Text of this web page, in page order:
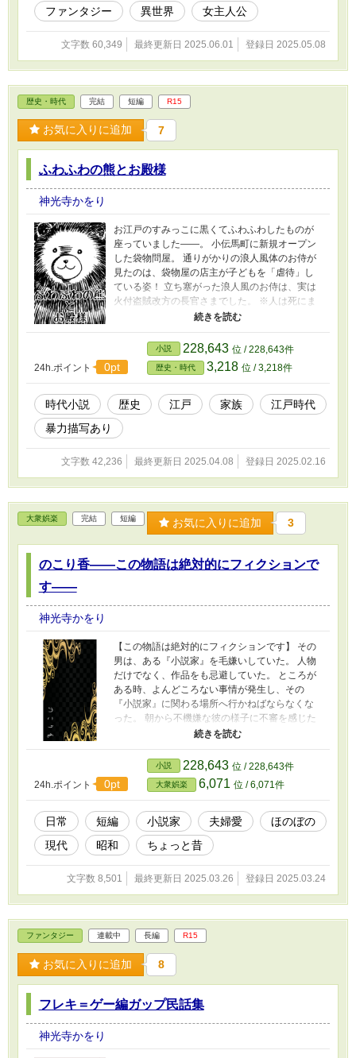
づいてはならぬと言うそのお城に、そっと入っていったのです。
※時間軸的には「いにしえの【世界】」少し後になります。
ファンタジー 異世界 女主人公
文字数 60,349 最終更新日 2025.06.01 登録日 2025.05.08
歴史・時代 完結 短編 R15
お気に入りに追加 7
ふわふわの熊とお殿様
神光寺かをり
お江戸のすみっこに黒くてふわふわしたものが
座っていました――。 小伝馬町に新規オープン
した袋物問屋。 通りがかりの浪人風体のお侍が
見たのは、袋物屋の店主が子どもを「虐待」し
ている姿！ 立ち塞がった浪人風のお侍は、実は
火付盗賊改方の長官さまでした。 ※人は死にま
せんが、人間と動物に危害が加えられる暴力的
シーンがあります。 ※実在した人物が登場しま
すが、あくまでも時代劇です。ご了承くださ
い。 ※この作品は江戸時代を舞台にしたフィク
ションであり、当時の社会や文化を描写するに
あたり、歴史的背景に基づいた表現や描写が含
まれています。 ※「長吏」「門付け」「丹波の
荒熊」「傀儡師」「女鳥追い」「門説経」「歌
祭文」「皮座」「犬拾」「物乞い」などの職業
観や慣習を反映したものがありますが、これら
ます。 ※これらの表現は、物語の時代背景を忠
実に再現するためのものであり、差別や偏見を
助長する意図は一切ございません。 ※読者の皆
様には、こうした歴史的文脈をご理解いただき
つつ、本作をお楽しみいただければ幸いです。
※万が一、不快な印象を与える表現がございま
したら、著者として深くお詫び申し上げます。
24h.ポイント 0pt
小説 228,643 位 / 228,643件
歴史・時代 3,218 位 / 3,218件
時代小説 歴史 江戸 家族
江戸時代
暴力描写あり
文字数 42,236 最終更新日 2025.04.08 登録日 2025.02.16
大衆娯楽 完結 短編 お気に入りに追加 3
のこり香――この物語は絶対的にフィクションで
す――
神光寺かをり
【この物語は絶対的にフィクションです】 その
男は、ある『小説家』を毛嫌いしていた。 人物
だけでなく、作品をも忌避していた。 ところが
ある時、よんどころない事情が発生し、その
『小説家』に関わる場所へ行かねばならなくな
った。 朝から不機嫌な彼の様子に不審を感じた
細君は……。 ※この物語はフィクションです。
実在の人物・団体・事件・列車ダイヤなどとは
一切関係ありません。ええ、ありませんとも。
※この作品は、作者個人サイト・小説家になろ
う・ノベルアッププラスでも公開しています。
24h.ポイント 0pt
小説 228,643 位 / 228,643件
大衆娯楽 6,071 位 / 6,071件
日常 短編 小説家 夫婦愛
ほのぼの
現代
昭和 ちょっと昔
文字数 8,501 最終更新日 2025.03.26 登録日 2025.03.24
ファンタジー 連載中 長編 R15
お気に入りに追加 8
フレキ＝ゲー編ガップ民話集
神光寺かをり